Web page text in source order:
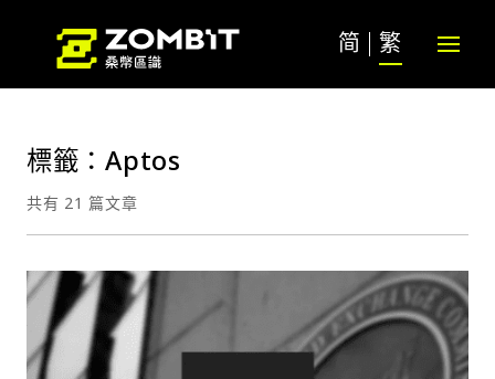
简 繁
標籤：Aptos
共有 21 篇文章